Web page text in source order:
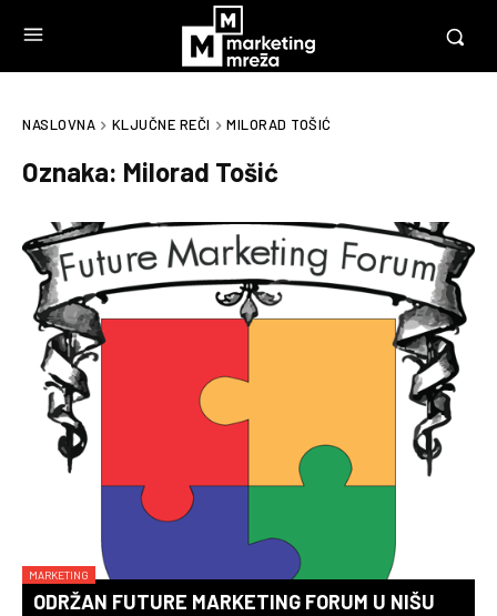
NASLOVNA KLJUČNE REČI MILORAD TOŠIĆ
Oznaka: Milorad Tošić
MARKETING
ODRŽAN FUTURE MARKETING FORUM U NIŠU